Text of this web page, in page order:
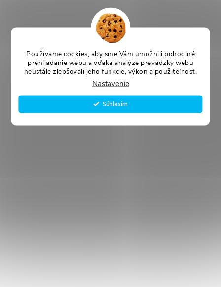
Používame cookies, aby sme Vám umožnili pohodlné
prehliadanie webu a vďaka analýze prevádzky webu
neustále zlepšovali jeho funkcie, výkon a použiteľnosť.
Nastavenie
Súhlasím